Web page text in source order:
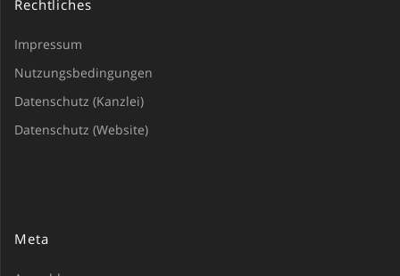
Rechtliches
Impressum
Nutzungsbedingungen
Datenschutz (Kanzlei)
Datenschutz (Website)
Meta